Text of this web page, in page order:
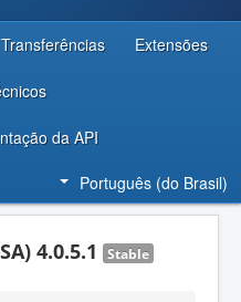
Transferências Extensões
da API
Português (do Brasil)
4.0.5.1 Stable